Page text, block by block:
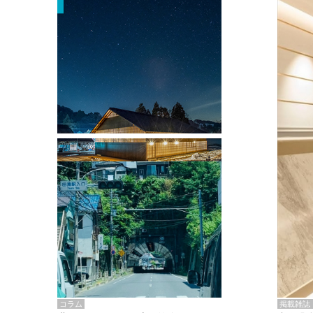
掲載雑誌
掲載雑誌・書籍
『街歩き研修「アールデコとモダニズ
ム、和風バロック」』のレポート記事が
掲載
コラム